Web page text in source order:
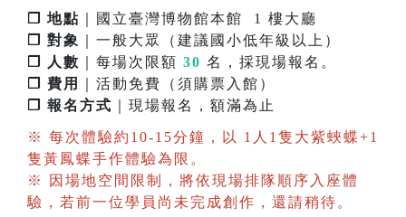
❐ 地點 ｜國立臺灣博物館本館 1 樓大廳
❐ 對象
｜一般大眾（建議國小低年級以上）
❐ 人數
｜每場次限額 30 名，採現場報名。
❐ 費用
｜活動免費（須購票入館）
❐ 報名方式
｜現場報名，額滿為止
※ 每次體驗約10-15分鐘，以 1人1隻大紫蛺蝶+1
隻黃鳳蝶手作體驗為限。
※ 因場地空間限制，將依現場排隊順序入座體
驗，若前一位學員尚未完成創作，還請稍待。